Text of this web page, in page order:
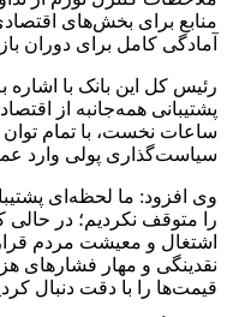
منابع برای بخش‌های
آمادگی کامل برای دوران
رئیس کل این بانک با
پشتیبانی همه‌جانبه از
ساعات نخست، با تمام
سیاست‌گذاری پولی وارد
وی افزود: ما لحظه‌ای
را متوقف نکردیم؛ در حالی
اشتغال و معیشت مردم
نقدینگی و مهار فشارهای
قیمت‌ها را با دقت دنبال